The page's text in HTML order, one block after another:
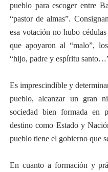
pueblo para escoger entre
“pastor de almas”.
esa votación no hubo
que apoyaron al “malo”,
“hijo, padre y espíritu
Es imprescindible y
pueblo, alcanzar un gran
sociedad bien formada en
destino como Estado y
pueblo tiene el gobierno que
En cuanto a formación y